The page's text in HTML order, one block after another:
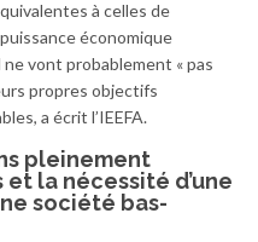
à celles de
économique
vont probablement « pas
propres objectifs
a écrit l’IEEFA.
pleinement
et la nécessité d’une
société bas-